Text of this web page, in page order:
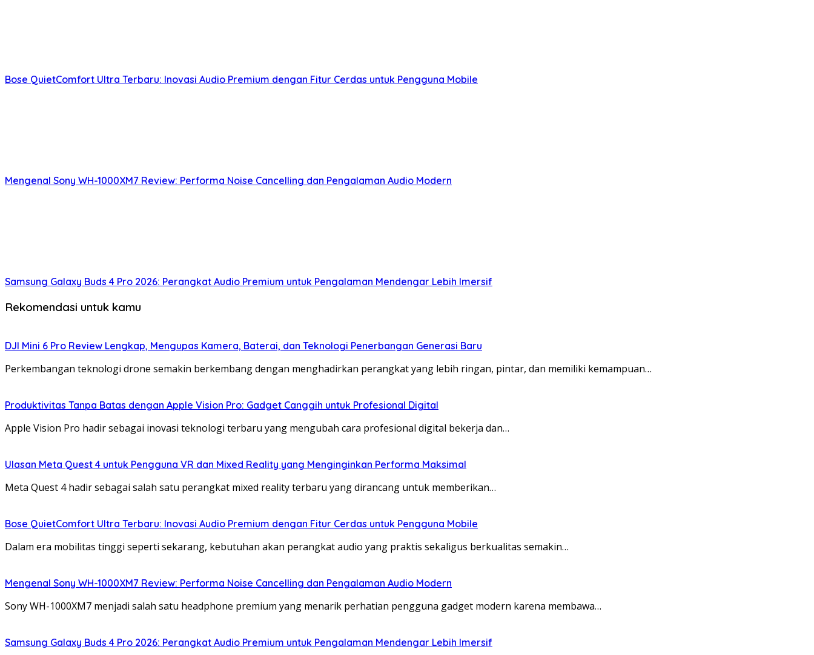
Bose QuietComfort Ultra Terbaru: Inovasi Audio Premium dengan Fitur Cerdas untuk Pengguna Mobile
Mengenal Sony WH-1000XM7 Review: Performa Noise Cancelling dan Pengalaman Audio Modern
Samsung Galaxy Buds 4 Pro 2026: Perangkat Audio Premium untuk Pengalaman Mendengar Lebih Imersif
Rekomendasi untuk kamu
DJI Mini 6 Pro Review Lengkap, Mengupas Kamera, Baterai, dan Teknologi Penerbangan Generasi Baru
Perkembangan teknologi drone semakin berkembang dengan menghadirkan perangkat yang lebih ringan, pintar, dan memiliki kemampuan…
Produktivitas Tanpa Batas dengan Apple Vision Pro: Gadget Canggih untuk Profesional Digital
Apple Vision Pro hadir sebagai inovasi teknologi terbaru yang mengubah cara profesional digital bekerja dan…
Ulasan Meta Quest 4 untuk Pengguna VR dan Mixed Reality yang Menginginkan Performa Maksimal
Meta Quest 4 hadir sebagai salah satu perangkat mixed reality terbaru yang dirancang untuk memberikan…
Bose QuietComfort Ultra Terbaru: Inovasi Audio Premium dengan Fitur Cerdas untuk Pengguna Mobile
Dalam era mobilitas tinggi seperti sekarang, kebutuhan akan perangkat audio yang praktis sekaligus berkualitas semakin…
Mengenal Sony WH-1000XM7 Review: Performa Noise Cancelling dan Pengalaman Audio Modern
Sony WH-1000XM7 menjadi salah satu headphone premium yang menarik perhatian pengguna gadget modern karena membawa…
Samsung Galaxy Buds 4 Pro 2026: Perangkat Audio Premium untuk Pengalaman Mendengar Lebih Imersif